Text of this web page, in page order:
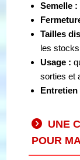
Semelle :
Tailles
les stocks
Usage :
sorties et
Entretien
UNE
POUR